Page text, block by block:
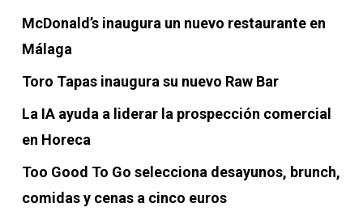
McDonald’s inaugura un nuevo restaurante en
Málaga
Toro Tapas inaugura su nuevo Raw Bar
La IA ayuda a liderar la prospección comercial
en Horeca
Too Good To Go selecciona desayunos, brunch,
comidas y cenas a cinco euros